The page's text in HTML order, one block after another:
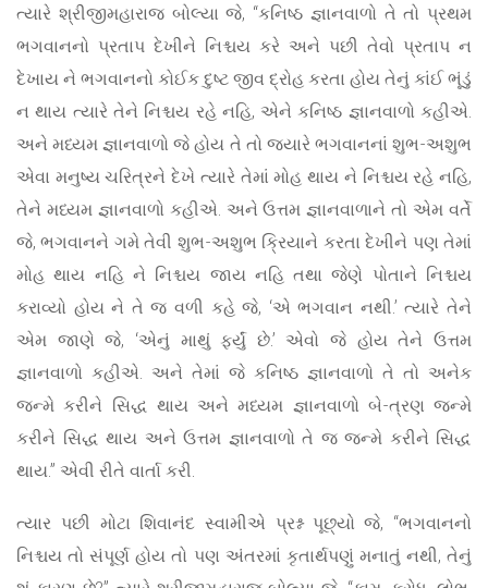
ત્યારે શ્રીજીમહારાજ બોલ્યા જે, “કનિષ્ઠ જ્ઞાનવાળો તે તો પ્રથમ
ભગવાનનો પ્રતાપ દેખીને નિશ્ચય કરે અને પછી તેવો પ્રતાપ ન
દેખાય ને ભગવાનનો કોઈક દુષ્ટ જીવ દ્રોહ કરતા હોય તેનું કાંઈ ભૂંડું
ન થાય ત્યારે તેને નિશ્ચય રહે નહિ, એને કનિષ્ઠ જ્ઞાનવાળો કહીએ.
અને મધ્યમ જ્ઞાનવાળો જે હોય તે તો જ્યારે ભગવાનનાં શુભ-અશુભ
એવા મનુષ્ય ચરિત્રને દેખે ત્યારે તેમાં મોહ થાય ને નિશ્ચય રહે નહિ,
તેને મધ્યમ જ્ઞાનવાળો કહીએ. અને ઉત્તમ જ્ઞાનવાળાને તો એમ વર્તે
જે, ભગવાનને ગમે તેવી શુભ-અશુભ ક્રિયાને કરતા દેખીને પણ તેમાં
મોહ થાય નહિ ને નિશ્ચય જાય નહિ તથા જેણે પોતાને નિશ્ચય
કરાવ્યો હોય ને તે જ વળી કહે જે, ‘એ ભગવાન નથી.’ ત્યારે તેને
એમ જાણે જે, ‘એનું માથું ફર્યું છે.’ એવો જે હોય તેને ઉત્તમ
જ્ઞાનવાળો કહીએ. અને તેમાં જે કનિષ્ઠ જ્ઞાનવાળો તે તો અનેક
જન્મે કરીને સિદ્ધ થાય અને મધ્યમ જ્ઞાનવાળો બે-ત્રણ જન્મે
કરીને સિદ્ધ થાય અને ઉત્તમ જ્ઞાનવાળો તે જ જન્મે કરીને સિદ્ધ
થાય.” એવી રીતે વાર્તા કરી.
ત્યાર પછી મોટા શિવાનંદ સ્વામીએ પ્રશ્ન પૂછ્યો જે, “ભગવાનનો
નિશ્ચય તો સંપૂર્ણ હોય તો પણ અંતરમાં કૃતાર્થપણું મનાતું નથી, તેનું